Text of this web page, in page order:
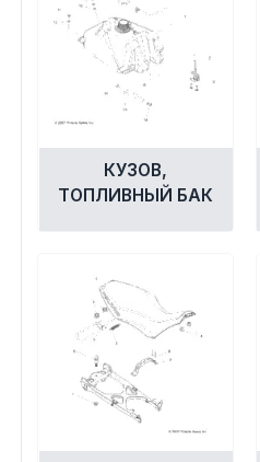
Электрика
Другое
Охлаждение
КУЗОВ,
ТОПЛИВНЫЙ БАК